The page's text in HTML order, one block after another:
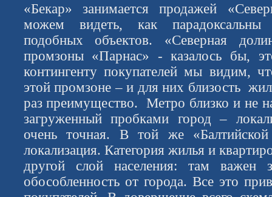
«Бекар» занимается продажей
можем видеть, как парадоксальны
подобных объектов. «Северная
промзоны «Парнас» - казалось бы,
контингенту покупателей мы видим,
этой промзоне – и для них близость
раз преимущество. Метро близко и не
загруженный пробками город –
очень точная. В той же
локализация. Категория жилья и
другой слой населения: там важен
обособленность от города. Все это